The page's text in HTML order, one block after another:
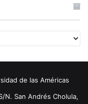
de las Américas
N. San Andrés Cholula,